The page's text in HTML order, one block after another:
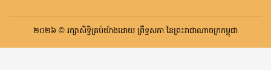
២០២៦ © រក្សាសិទ្ធិគ្រប់យ៉ាងដោយ ព្រឹទ្ធសភា នៃព្រះរាជាណាចក្រកម្ពុជា